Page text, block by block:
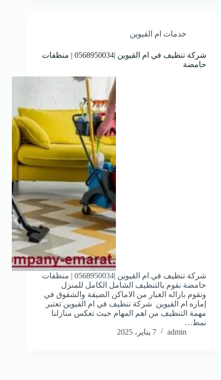
خدمات ام القيوين
شركة تنظيف في ام القيوين |0568950034 | منظفات
حامضة
شركة تنظيف في ام القيوين |0568950034 | منظفات
حامضة نقوم بالتنظيف الشامل الكامل للمنزل
ونقوم بازاله الغبار من الاماكن الضيقة والشقوق في
إماره ام القيوين شركة تنظيف في ام القيوين تعتبر
مهمة التنظيف من اهم المهام حيث تعكس منازلنا
نمط…
admin
7 يناير، 2025